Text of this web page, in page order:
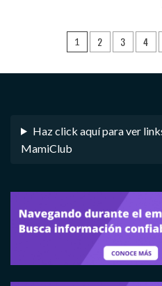
Navegación
de
1 2 3 4
Haz click aquí para ver
MamiClub